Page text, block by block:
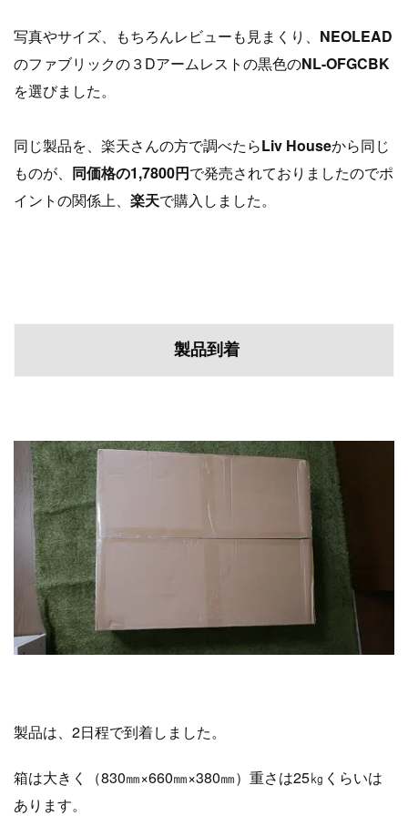
写真やサイズ、もちろんレビューも 見まくり、 NEOLEAD
のファブリックの３Dアームレストの黒色のNL-OFGCBK
を選びました。
同じ製品を、楽天さんの方で調べたらLiv Houseから同じ
ものが、 同価格の1,7800円で発売されておりましたのでポ
イントの関係上、 楽天で購入しました。
製品到着
製品は、2日程で到着しました。
箱は大きく（830㎜×660㎜×380㎜）重さは25㎏くらいは
あります。